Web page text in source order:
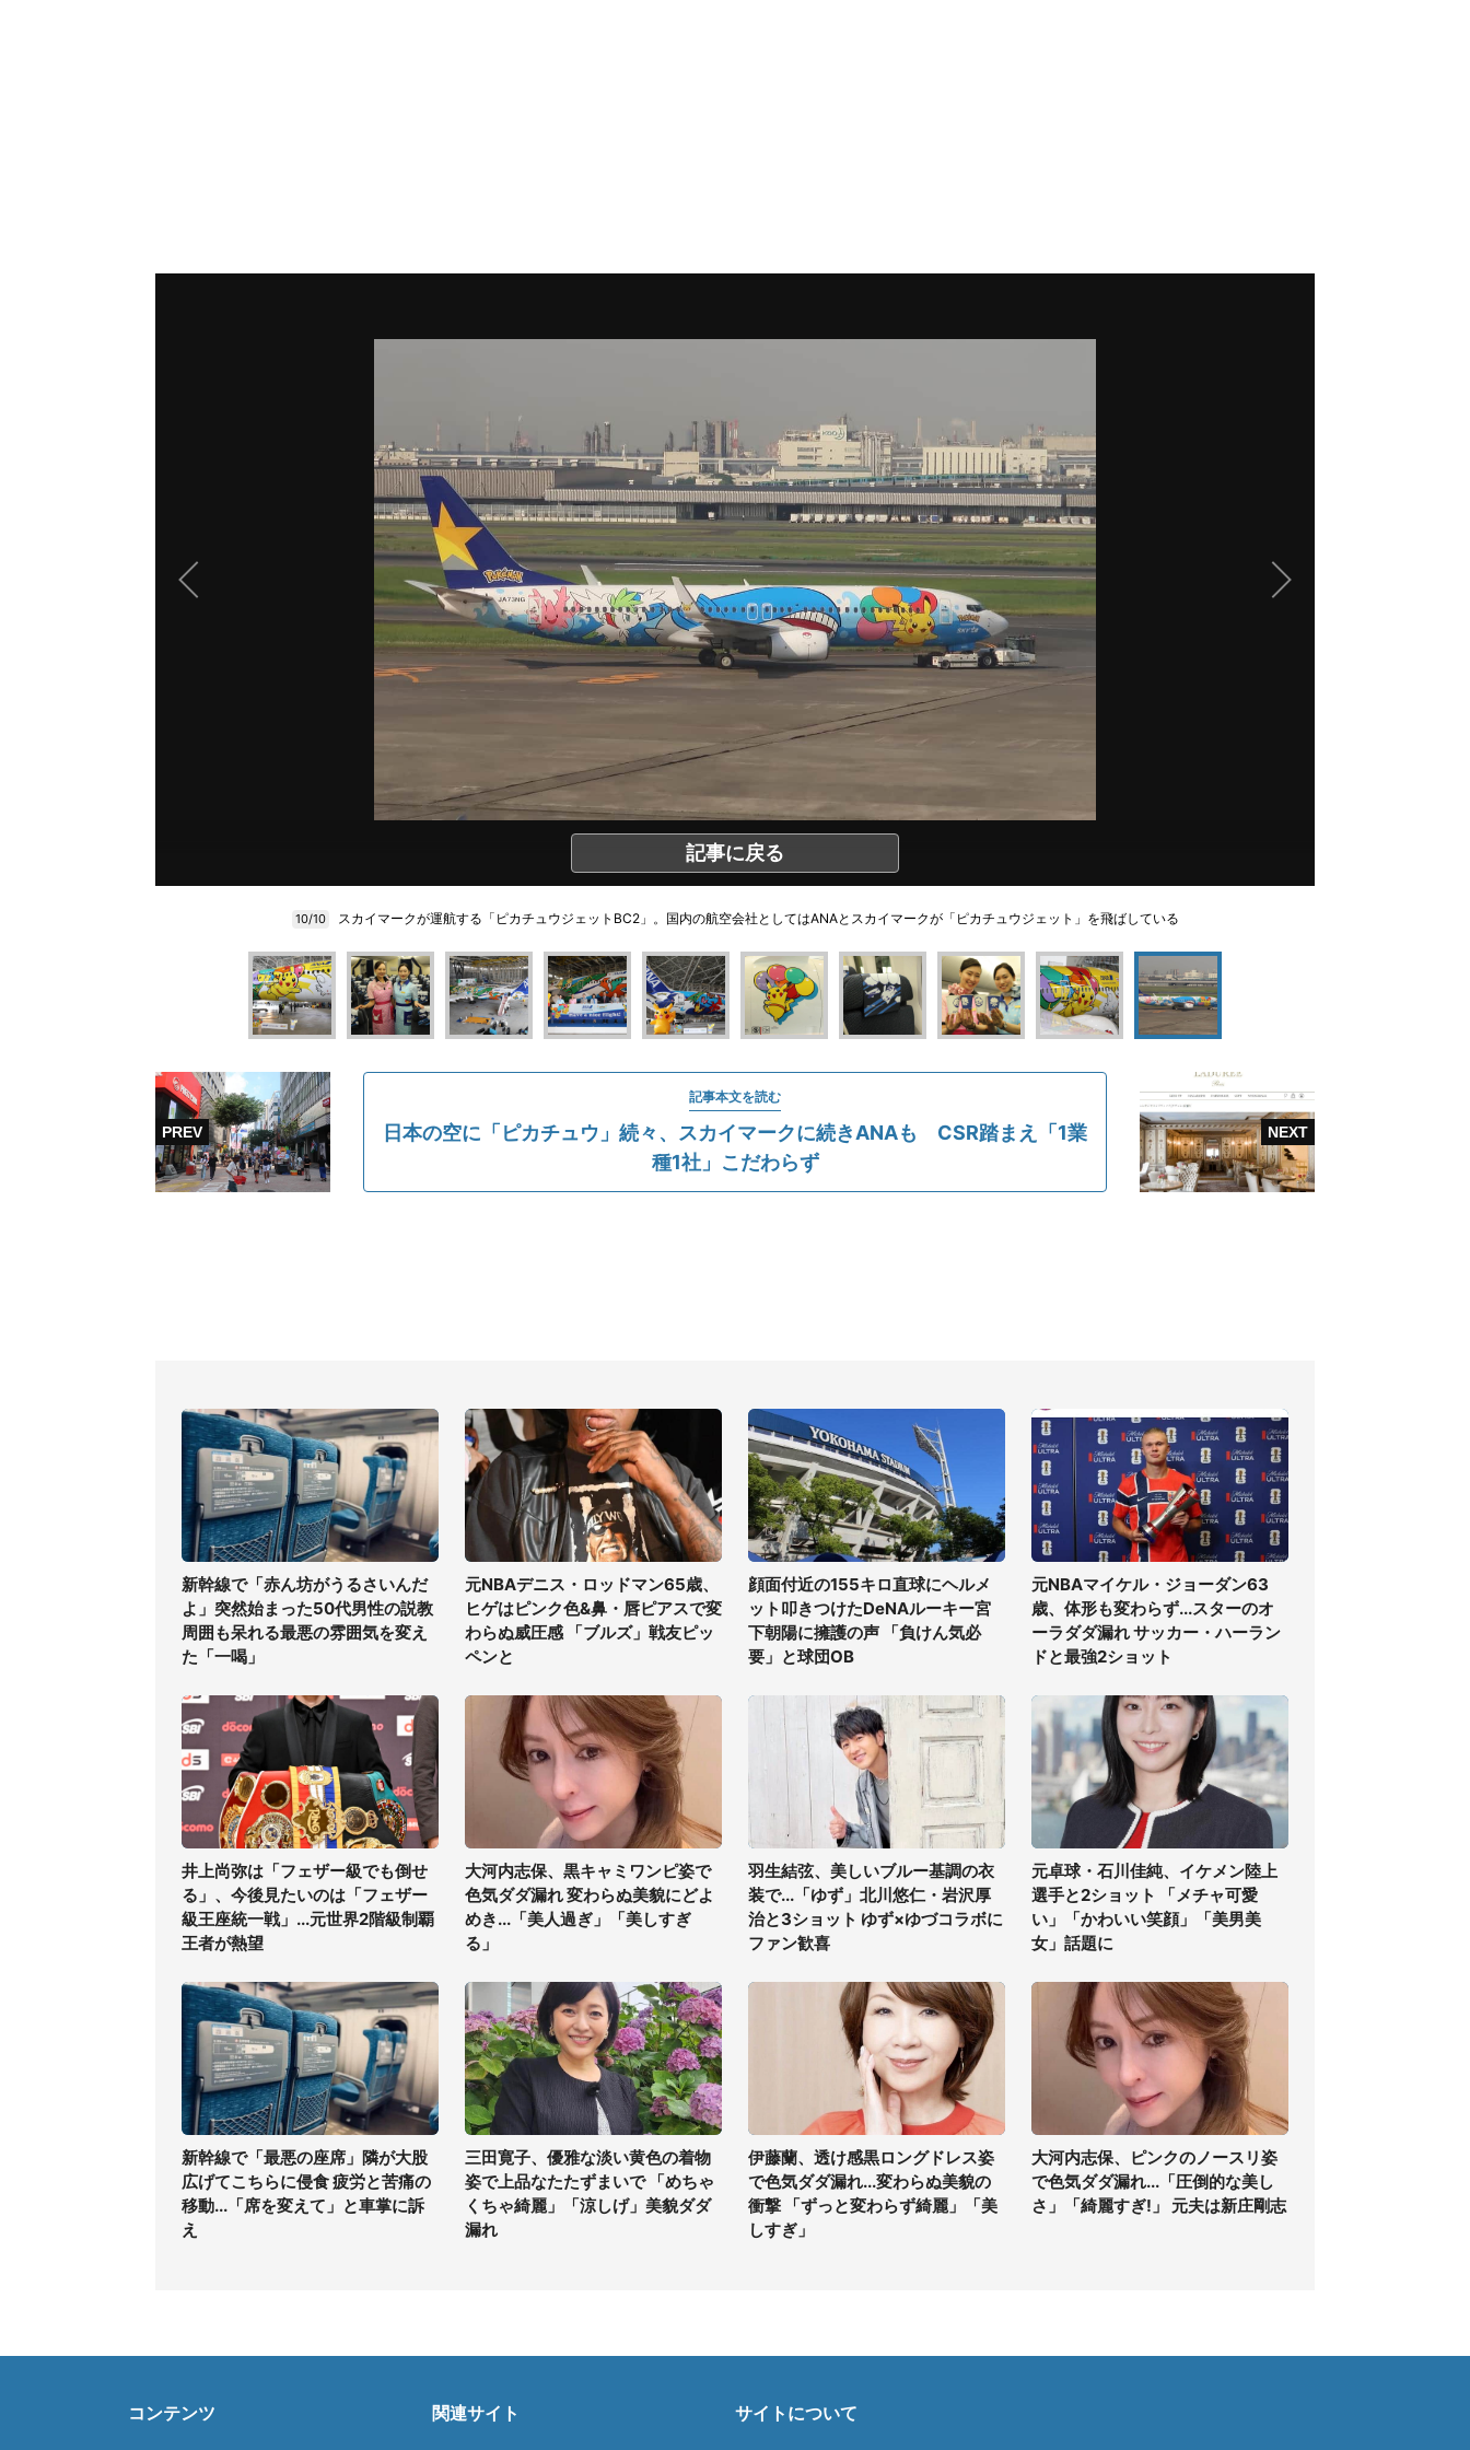
記事に戻る
10/10 スカイマークが運航する「ピカチュウジェットBC2」。国内の航空会社としてはANAとスカイマークが「ピカチュウジェット」を飛ばしている
記事本文を読む
日本の空に「ピカチュウ」続々、スカイマークに続きANAも CSR踏まえ「1業
種1社」こだわらず
新幹線で「赤ん坊がうるさいんだ
よ」突然始まった50代男性の説教
周囲も呆れる最悪の雰囲気を変え
た「一喝」
元NBAデニス・ロッドマン65歳、
ヒゲはピンク色&鼻・唇ピアスで変
わらぬ威圧感 「ブルズ」戦友ピッ
ペンと
顔面付近の155キロ直球にヘルメ
ット叩きつけたDeNAルーキー宮
下朝陽に擁護の声 「負けん気必
要」と球団OB
元NBAマイケル・ジョーダン63
歳、体形も変わらず...スターのオ
ーラダダ漏れ サッカー・ハーラン
ドと最強2ショット
井上尚弥は「フェザー級でも倒せ
る」、今後見たいのは「フェザー
級王座統一戦」...元世界2階級制覇
王者が熱望
大河内志保、黒キャミワンピ姿で
色気ダダ漏れ 変わらぬ美貌にどよ
めき...「美人過ぎ」「美しすぎ
る」
羽生結弦、美しいブルー基調の衣
装で...「ゆず」北川悠仁・岩沢厚
治と3ショット ゆず×ゆづコラボに
ファン歓喜
元卓球・石川佳純、イケメン陸上
選手と2ショット 「メチャ可愛
い」「かわいい笑顔」「美男美
女」話題に
新幹線で「最悪の座席」隣が大股
広げてこちらに侵食 疲労と苦痛の
移動...「席を変えて」と車掌に訴
え
三田寛子、優雅な淡い黄色の着物
姿で上品なたたずまいで 「めちゃ
くちゃ綺麗」「涼しげ」美貌ダダ
漏れ
伊藤蘭、透け感黒ロングドレス姿
で色気ダダ漏れ...変わらぬ美貌の
衝撃 「ずっと変わらず綺麗」「美
しすぎ」
大河内志保、ピンクのノースリ姿
で色気ダダ漏れ...「圧倒的な美し
さ」「綺麗すぎ!」 元夫は新庄剛志
コンテンツ 関連サイト サイトについて